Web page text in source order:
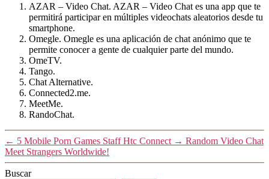
AZAR – Video Chat. AZAR – Video Chat es una app que te
permitirá participar en múltiples videochats aleatorios desde tu
smartphone.
Omegle. Omegle es una aplicación de chat anónimo que te
permite conocer a gente de cualquier parte del mundo.
OmeTV.
Tango.
Chat Alternative.
Connected2.me.
MeetMe.
RandoChat.
← 5 Mobile Porn Games Staff Htc Connect → Random Video Chat
Meet Strangers Worldwide!
Buscar